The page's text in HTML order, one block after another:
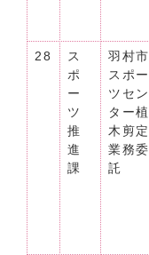
28
ス
ポ
ー
ツ
推
進
課
羽村市
スポー
ツセン
ター植
木剪定
業務委
託